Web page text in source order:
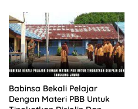
Babinsa Bekali Pelajar
Dengan Materi PBB Untuk